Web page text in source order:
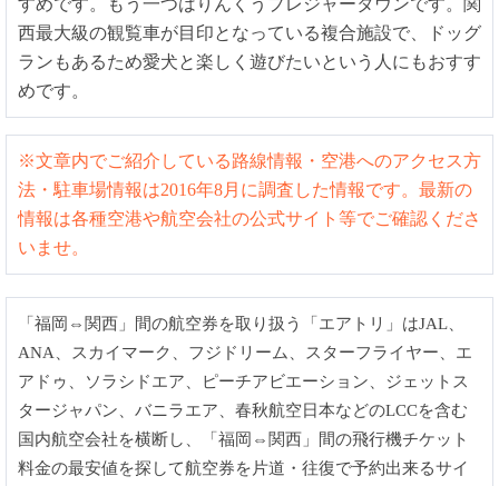
すめです。もう一つはりんくうプレジャータウンです。関
西最大級の観覧車が目印となっている複合施設で、ドッグ
ランもあるため愛犬と楽しく遊びたいという人にもおすす
めです。
※文章内でご紹介している路線情報・空港へのアクセス方
法・駐車場情報は2016年8月に調査した情報です。最新の
情報は各種空港や航空会社の公式サイト等でご確認くださ
いませ。
「福岡⇔関西」間の航空券を取り扱う「エアトリ」はJAL、
ANA、スカイマーク、フジドリーム、スターフライヤー、エ
アドゥ、ソラシドエア、ピーチアビエーション、ジェットス
タージャパン、バニラエア、春秋航空日本などのLCCを含む
国内航空会社を横断し、「福岡⇔関西」間の飛行機チケット
料金の最安値を探して航空券を片道・往復で予約出来るサイ